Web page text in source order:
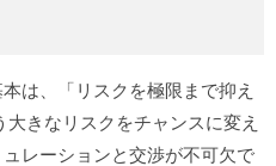
は、「リスクを極限まで抑え
大きなリスクをチャンスに変え
レーションと交渉が不可欠で